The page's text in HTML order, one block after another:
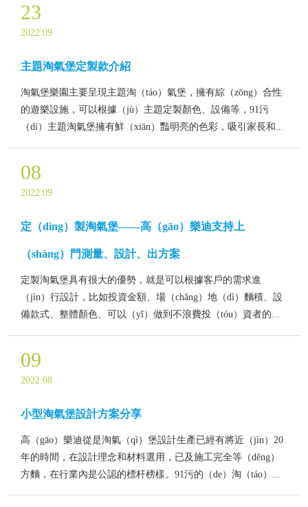
23
2022.09
主題淘氣堡定製款介紹
淘氣堡樂園主要呈現主題淘（táo）氣堡，擁有綜（zōng）合性
的遊樂設施，可以根據（jù）主題定製顏色、設備等，91污
（dí）主題淘氣堡擁有鮮（xiān）豔明亮的色彩，吸引家長和...
08
2022.09
定（dìng）製淘氣堡——高（gāo）樂迪支持上
（shàng）門測量、設計、出方案
定製淘氣堡具有很大的優勢，就是可以根據客戶的需求進
（jìn）行設計，比如投資金額、場（chǎng）地（dì）麵積、設
備款式、整體顏色、可以（yǐ）做到不浪費投（tóu）資者的...
09
2022.08
小型淘氣堡設計方案分享
高（gāo）樂迪從是淘氣（qì）堡設計生產已經有將近（jìn）20
年的時間，在設計理念和材料選用，已及施工完全等（děng）
方麵，在行業內是公認的標杆榜樣。91污的（de）淘（táo）...